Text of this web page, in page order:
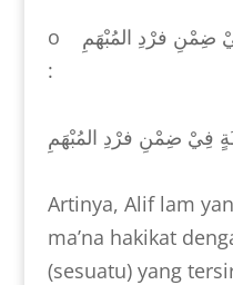
o
ضِمْنِ فرْدِ المُبْهَمِ
:
فِيْ ضِمْنِ فرْدِ المُبْهَمِ
Artinya, Alif lam
ma’na hakikat
(sesuatu) yang